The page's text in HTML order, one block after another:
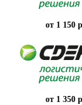
от 1 150
от 1 350